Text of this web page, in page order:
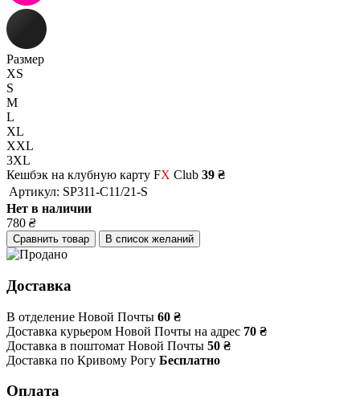
Размер
XS
S
M
L
XL
XXL
3XL
Кешбэк на клубную карту FX Club 39 ₴
Артикул: SP311-C11/21-S
Нет в наличии
780 ₴
Сравнить товар В список желаний
Доставка
В отделение Новой Почты 60 ₴
Доставка курьером Новой Почты на адрес 70 ₴
Доставка в поштомат Новой Почты 50 ₴
Доставка по Кривому Рогу Бесплатно
Оплата